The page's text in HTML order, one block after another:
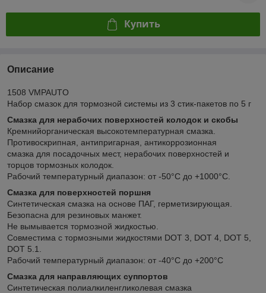
Купить
Описание
1508 VMPAUTO
Набор смазок для тормозной системы из 3 стик-пакетов по 5 г
Смазка для нерабочих поверхностей колодок и скобы
Кремнийорганическая высокотемпературная смазка.
Противоскрипная, антипригарная, антикоррозионная
смазка для посадочных мест, нерабочих поверхностей и
торцов тормозных колодок.
Рабочий температурный диапазон: от -50°С до +1000°С.
Смазка для поверхностей поршня
Синтетическая смазка на основе ПАГ, герметизирующая.
Безопасна для резиновых манжет.
Не вымывается тормозной жидкостью.
Совместима с тормозными жидкостями DOT 3, DOT 4, DOT 5,
DOT 5.1.
Рабочий температурный диапазон: от -40°С до +200°С
Смазка для направляющих суппортов
Синтетическая полиалкиленгликолевая смазка